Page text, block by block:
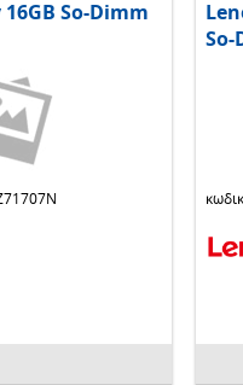
So-Dimm
So-